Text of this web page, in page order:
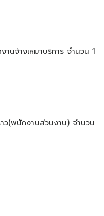
นจ้างเหมาบริการ จำนวน 1
ว(พนักงานส่วนงาน) จำนวน